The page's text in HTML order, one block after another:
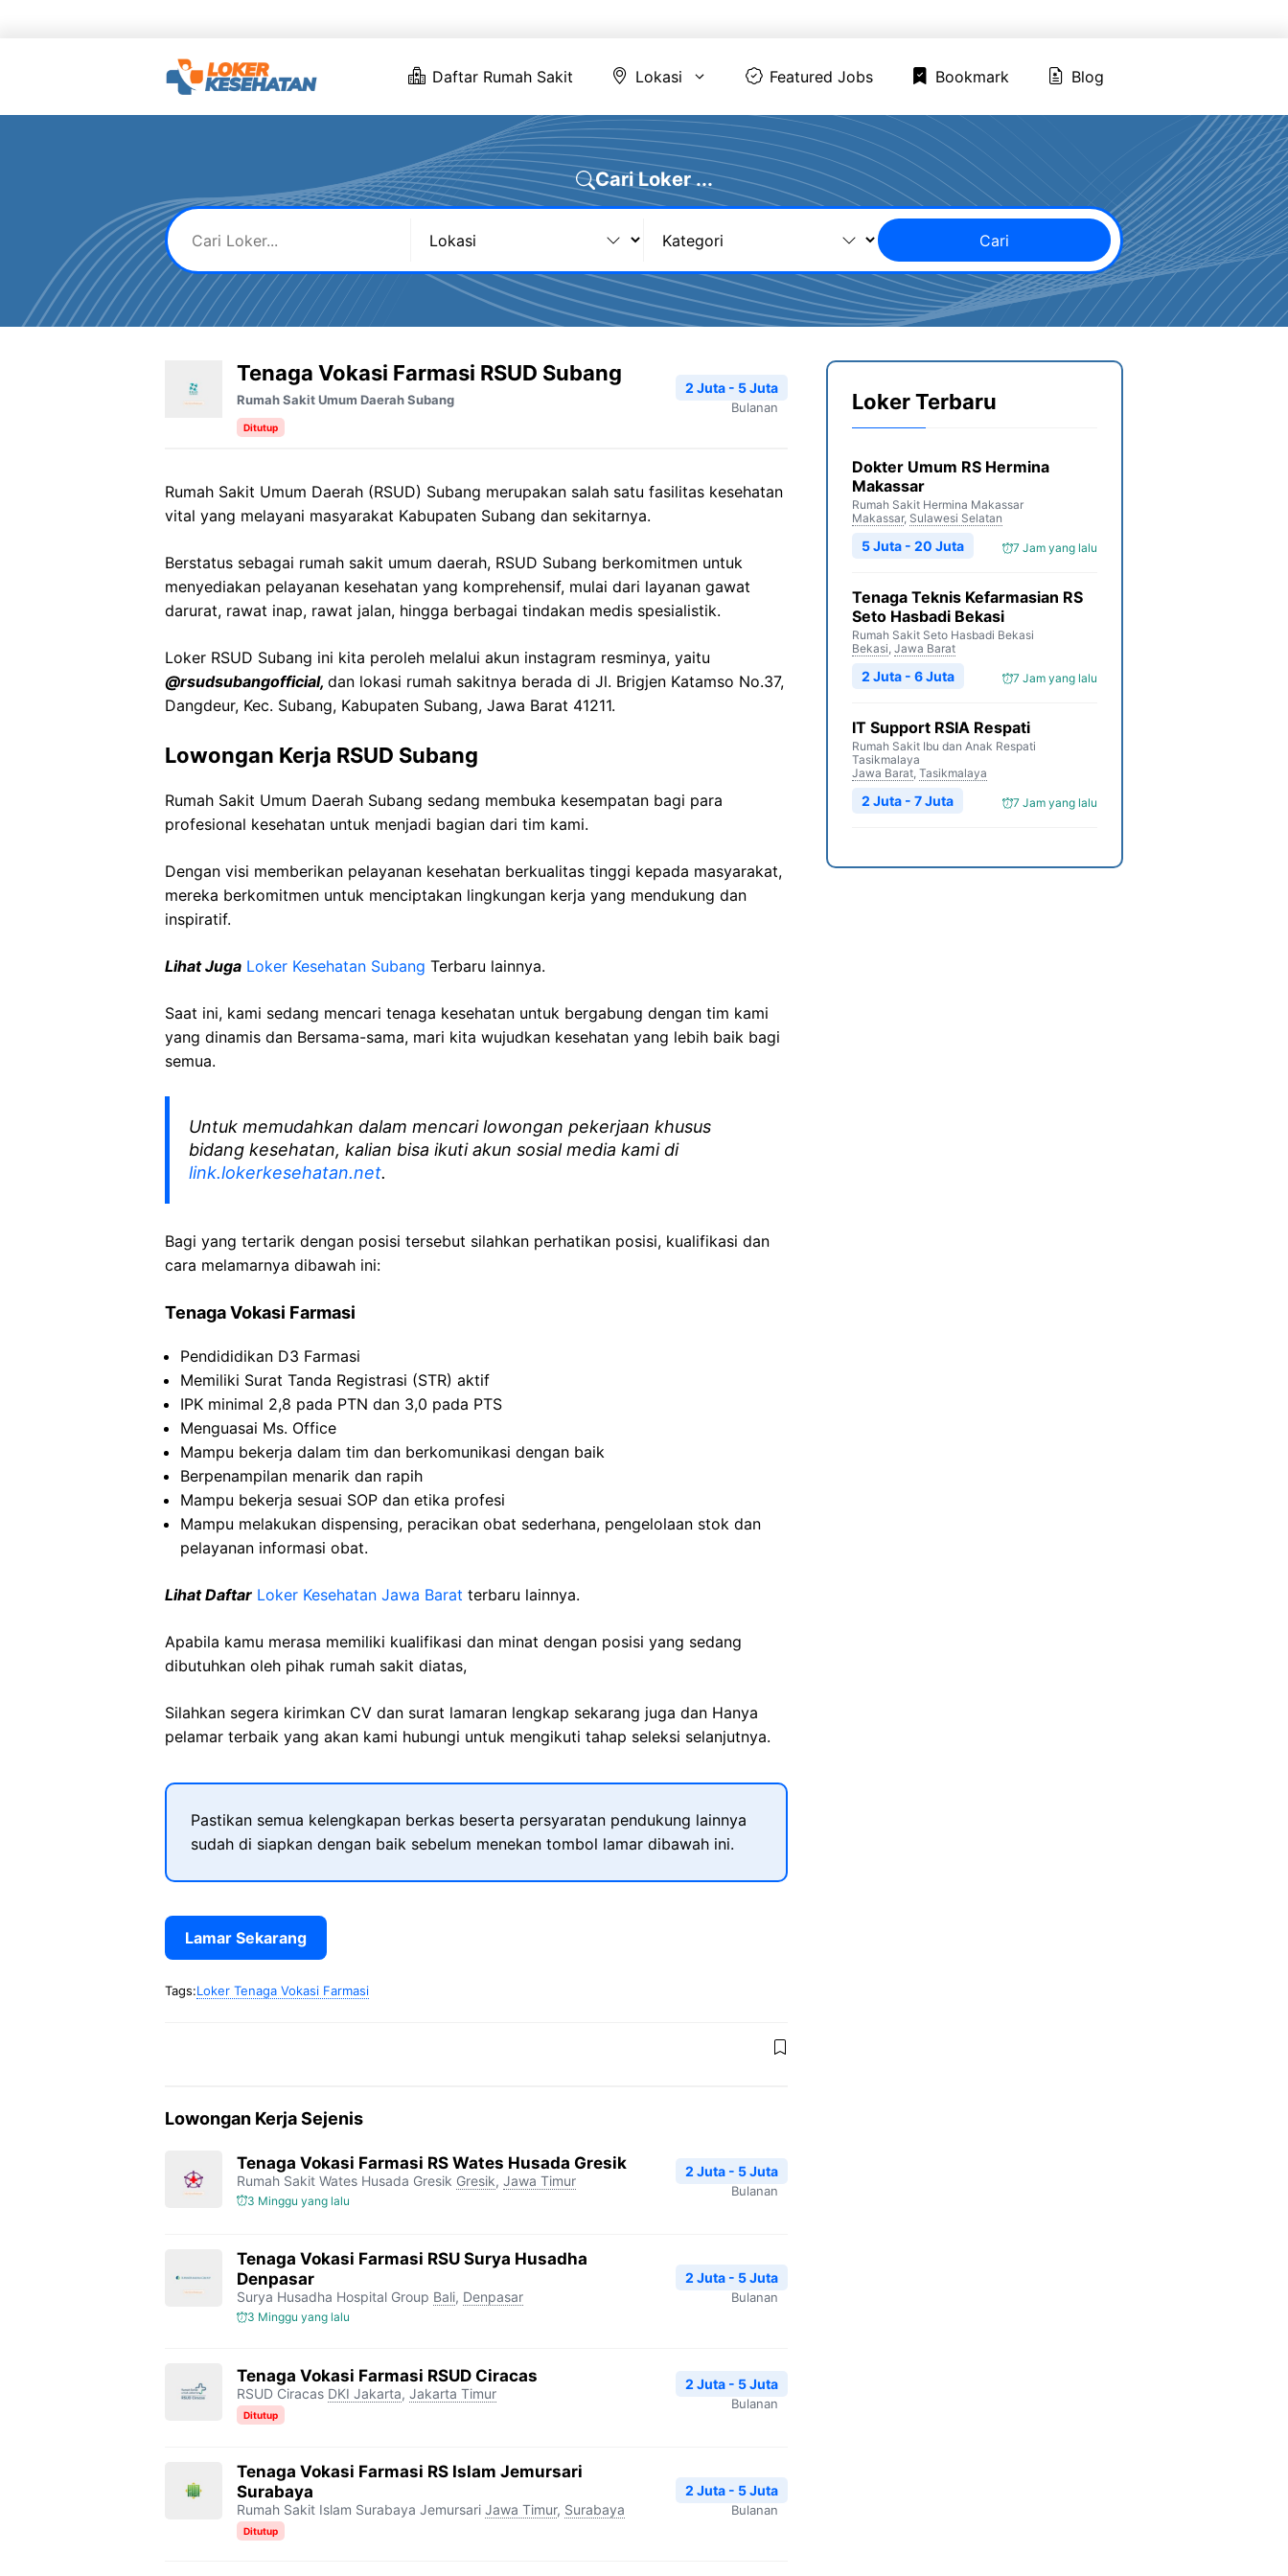
Daftar Rumah Sakit Lokasi Featured Jobs Bookmark Blog
Cari Loker ...
Cari
Tenaga Vokasi Farmasi RSUD Subang
Rumah Sakit Umum Daerah Subang
Ditutup
2 Juta - 5 Juta
Bulanan
Rumah Sakit Umum Daerah (RSUD) Subang merupakan salah satu fasilitas kesehatan
vital yang melayani masyarakat Kabupaten Subang dan sekitarnya.
Berstatus sebagai rumah sakit umum daerah, RSUD Subang berkomitmen untuk
menyediakan pelayanan kesehatan yang komprehensif, mulai dari layanan gawat
darurat, rawat inap, rawat jalan, hingga berbagai tindakan medis spesialistik.
Loker RSUD Subang ini kita peroleh melalui akun instagram resminya, yaitu
@rsudsubangofficial, dan lokasi rumah sakitnya berada di Jl. Brigjen Katamso No.37,
Dangdeur, Kec. Subang, Kabupaten Subang, Jawa Barat 41211.
Lowongan Kerja RSUD Subang
Rumah Sakit Umum Daerah Subang sedang membuka kesempatan bagi para
profesional kesehatan untuk menjadi bagian dari tim kami.
Dengan visi memberikan pelayanan kesehatan berkualitas tinggi kepada masyarakat,
mereka berkomitmen untuk menciptakan lingkungan kerja yang mendukung dan
inspiratif.
Lihat Juga Loker Kesehatan Subang Terbaru lainnya.
Saat ini, kami sedang mencari tenaga kesehatan untuk bergabung dengan tim kami
yang dinamis dan Bersama-sama, mari kita wujudkan kesehatan yang lebih baik bagi
semua.
Untuk memudahkan dalam mencari lowongan pekerjaan khusus
bidang kesehatan, kalian bisa ikuti akun sosial media kami di
link.lokerkesehatan.net.
Bagi yang tertarik dengan posisi tersebut silahkan perhatikan posisi, kualifikasi dan
cara melamarnya dibawah ini:
Tenaga Vokasi Farmasi
Pendididikan D3 Farmasi
Memiliki Surat Tanda Registrasi (STR) aktif
IPK minimal 2,8 pada PTN dan 3,0 pada PTS
Menguasai Ms. Office
Mampu bekerja dalam tim dan berkomunikasi dengan baik
Berpenampilan menarik dan rapih
Mampu bekerja sesuai SOP dan etika profesi
Mampu melakukan dispensing, peracikan obat sederhana, pengelolaan stok dan
pelayanan informasi obat.
Lihat Daftar Loker Kesehatan Jawa Barat terbaru lainnya.
Apabila kamu merasa memiliki kualifikasi dan minat dengan posisi yang sedang
dibutuhkan oleh pihak rumah sakit diatas,
Silahkan segera kirimkan CV dan surat lamaran lengkap sekarang juga dan Hanya
pelamar terbaik yang akan kami hubungi untuk mengikuti tahap seleksi selanjutnya.
Pastikan semua kelengkapan berkas beserta persyaratan pendukung lainnya
sudah di siapkan dengan baik sebelum menekan tombol lamar dibawah ini.
Lamar Sekarang
Tags:Loker Tenaga Vokasi Farmasi
Lowongan Kerja Sejenis
Tenaga Vokasi Farmasi RS Wates Husada Gresik
Rumah Sakit Wates Husada Gresik Gresik, Jawa Timur
3 Minggu yang lalu
2 Juta - 5 Juta
Bulanan
Tenaga Vokasi Farmasi RSU Surya Husadha
Denpasar
Surya Husadha Hospital Group Bali, Denpasar
3 Minggu yang lalu
2 Juta - 5 Juta
Bulanan
Tenaga Vokasi Farmasi RSUD Ciracas
RSUD Ciracas DKI Jakarta, Jakarta Timur
Ditutup
2 Juta - 5 Juta
Bulanan
Tenaga Vokasi Farmasi RS Islam Jemursari
Surabaya
Rumah Sakit Islam Surabaya Jemursari Jawa Timur, Surabaya
Ditutup
2 Juta - 5 Juta
Bulanan
Loker Terbaru
Dokter Umum RS Hermina
Makassar
Rumah Sakit Hermina Makassar
Makassar, Sulawesi Selatan
7 Jam yang lalu
5 Juta - 20 Juta
Tenaga Teknis Kefarmasian RS
Seto Hasbadi Bekasi
Rumah Sakit Seto Hasbadi Bekasi
Bekasi, Jawa Barat
7 Jam yang lalu
2 Juta - 6 Juta
IT Support RSIA Respati
Rumah Sakit Ibu dan Anak Respati
Tasikmalaya
Jawa Barat, Tasikmalaya
7 Jam yang lalu
2 Juta - 7 Juta